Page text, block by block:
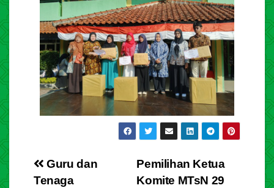
Pemilihan Ketua
Komite MTsN 29
Guru dan
Tenaga